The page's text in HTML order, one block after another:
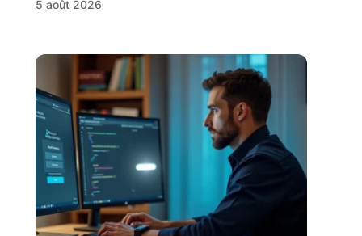
5 août 2026